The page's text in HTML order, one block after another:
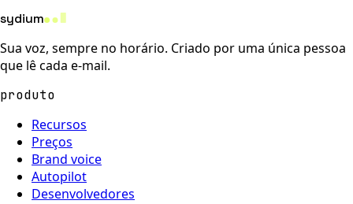
sydium
Sua voz, sempre no horário. Criado por uma única pessoa
que lê cada e-mail.
produto
Recursos
Preços
Brand voice
Autopilot
Desenvolvedores